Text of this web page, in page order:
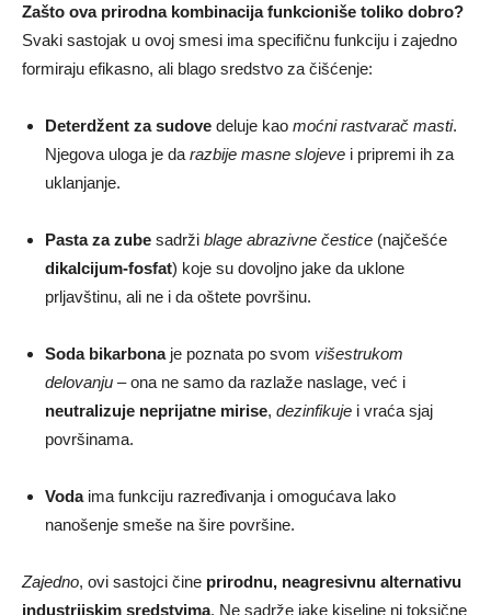
Zašto ova prirodna kombinacija funkcioniše toliko dobro?
Svaki sastojak u ovoj smesi ima specifičnu funkciju i zajedno
formiraju efikasno, ali blago sredstvo za čišćenje:
Deterdžent za sudove deluje kao moćni rastvarač masti.
Njegova uloga je da razbije masne slojeve i pripremi ih za
uklanjanje.
Pasta za zube sadrži blage abrazivne čestice (najčešće
dikalcijum-fosfat) koje su dovoljno jake da uklone
prljavštinu, ali ne i da oštete površinu.
Soda bikarbonaje poznata po svom višestrukom
delovanju – ona ne samo da razlaže naslage, već i
neutralizuje neprijatne mirise, dezinfikuje i vraća sjaj
površinama.
Vodaima funkciju razređivanja i omogućava lako
nanošenje smeše na šire površine.
Zajedno, ovi sastojci čine prirodnu, neagresivnu alternativu
industrijskim sredstvima. Ne sadrže jake kiseline ni toksične